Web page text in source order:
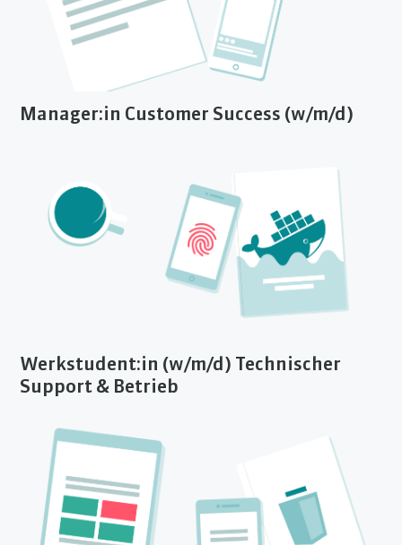
Manager:in Customer Success (w/m/d)
Werkstudent:in (w/m/d) Technischer
Support & Betrieb